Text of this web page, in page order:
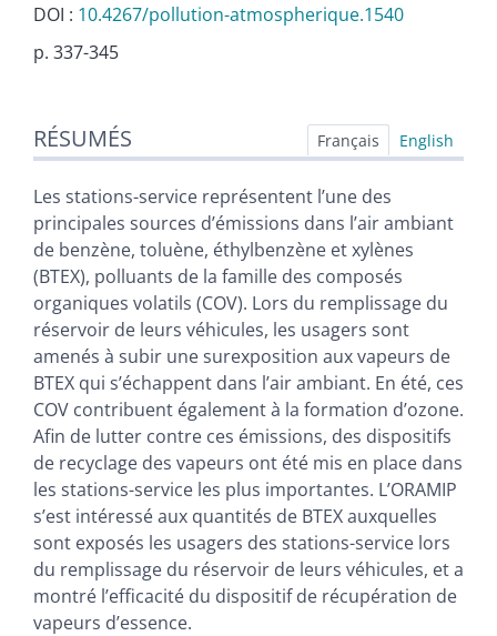
DOI : 10.4267/pollution-atmospherique.1540
p. 337-345
Index
Plan
Texte
Bibliographie
Annexe
Illustrations
Citer cet article
Auteurs
RÉSUMÉS Français English
Les stations-service représentent l’une des
principales sources d’émissions dans l’air ambiant
de benzène, toluène, éthylbenzène et xylènes
(BTEX), polluants de la famille des composés
organiques volatils (COV). Lors du remplissage du
réservoir de leurs véhicules, les usagers sont
amenés à subir une surexposition aux vapeurs de
BTEX qui s’échappent dans l’air ambiant. En été, ces
COV contribuent également à la formation d’ozone.
Afin de lutter contre ces émissions, des dispositifs
de recyclage des vapeurs ont été mis en place dans
les stations-service les plus importantes. L’ORAMIP
s’est intéressé aux quantités de BTEX auxquelles
sont exposés les usagers des stations-service lors
du remplissage du réservoir de leurs véhicules, et a
montré l’efficacité du dispositif de récupération de
vapeurs d’essence.